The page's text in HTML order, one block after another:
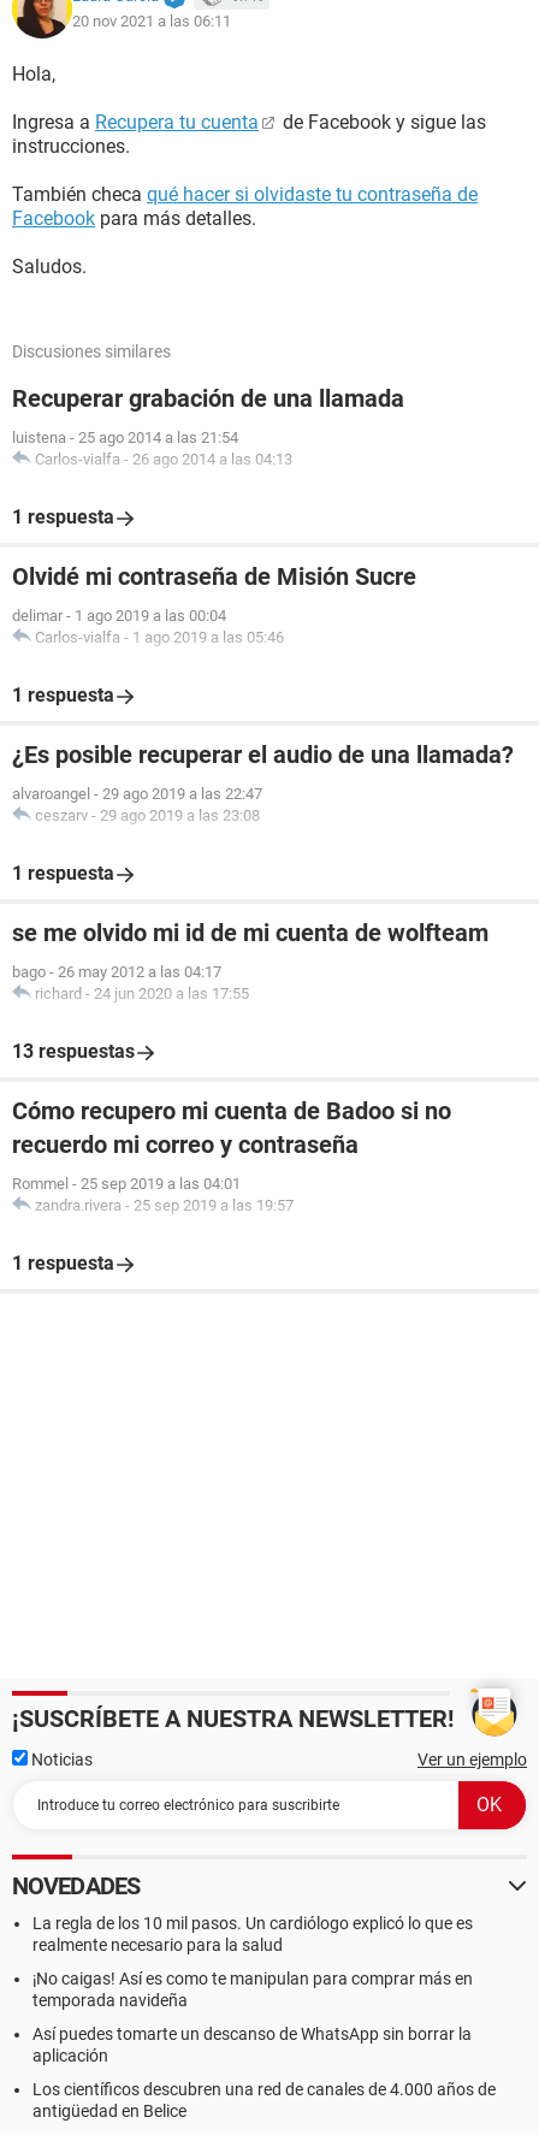
20 nov 2021 a las 06:11
Hola,
Ingresa a Recupera tu cuenta
de Facebook y sigue las
instrucciones.
También checa qué hacer si olvidaste tu contraseña de
Facebook para más detalles.
Saludos.
Discusiones similares
Recuperar grabación de una llamada
luistena - 25 ago 2014 a las 21:54
Carlos-vialfa - 26 ago 2014 a las 04:13
1 respuesta
Olvidé mi contraseña de Misión Sucre
delimar - 1 ago 2019 a las 00:04
Carlos-vialfa - 1 ago 2019 a las 05:46
1 respuesta
¿Es posible recuperar el audio de una llamada?
alvaroangel - 29 ago 2019 a las 22:47
ceszarv - 29 ago 2019 a las 23:08
1 respuesta
se me olvido mi id de mi cuenta de wolfteam
bago - 26 may 2012 a las 04:17
richard - 24 jun 2020 a las 17:55
13 respuestas
Cómo recupero mi cuenta de Badoo si no
recuerdo mi correo y contraseña
Rommel - 25 sep 2019 a las 04:01
zandra.rivera - 25 sep 2019 a las 19:57
1 respuesta
¡SUSCRÍBETE A NUESTRA NEWSLETTER!
Noticias Ver un ejemplo
NOVEDADES
La regla de los 10 mil pasos. Un cardiólogo explicó lo que es
realmente necesario para la salud
¡No caigas! Así es como te manipulan para comprar más en
temporada navideña
Así puedes tomarte un descanso de WhatsApp sin borrar la
aplicación
Los científicos descubren una red de canales de 4.000 años de
antigüedad en Belice